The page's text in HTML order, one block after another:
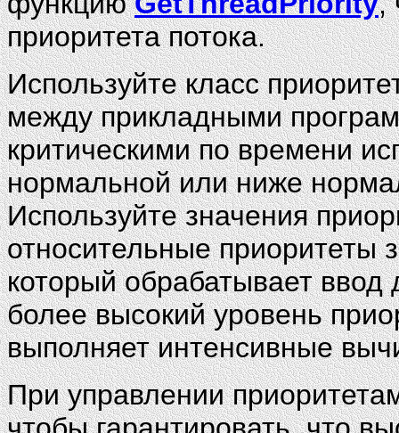
приоритета потока.
Используйте класс
между прикладными
критическими по времени
нормальной или ниже
Используйте значения
относительные приоритеты
который обрабатывает
более высокий уровень
выполняет интенсивные
При управлении